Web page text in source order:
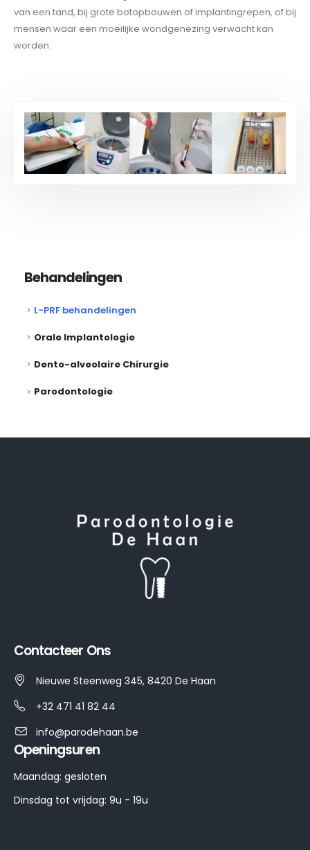
van een tand, bij grote botopbouwen of implantingrepen, of bij
mensen waar een moeilijke wondgenezing verwacht kan
worden.
Behandelingen
L-PRF behandelingen
Orale Implantologie
Dento-alveolaire Chirurgie
Parodontologie
Contacteer Ons
Nieuwe Steenweg 345, 8420 De Haan
+32 471 41 82 44
info@parodehaan.be
Openingsuren
Maandag: gesloten
Dinsdag tot vrijdag: 9u - 19u